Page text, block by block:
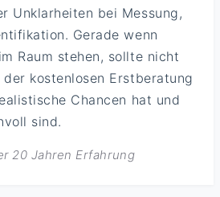
Unklarheiten bei Messung,
Gerade wenn
im Raum stehen, sollte nicht
kostenlosen Erstberatung
Chancen hat und
sind.
20 Jahren Erfahrung